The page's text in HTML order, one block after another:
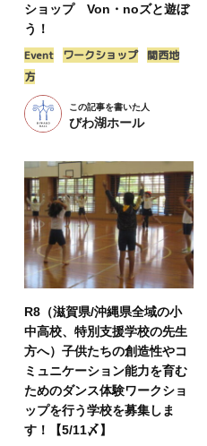
ショップ Von・noズと遊ぼ
う！
Event ワークショップ 関西地
方
この記事を書いた人
びわ湖ホール
R8（滋賀県/沖縄県全域の小
中高校、特別支援学校の先生
方へ）子供たちの創造性やコ
ミュニケーション能力を育む
ためのダンス体験ワークショ
ップを行う学校を募集しま
す！【5/11〆】